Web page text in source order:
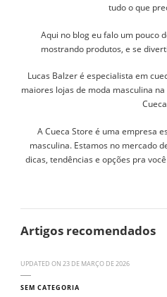
tudo o que
Aqui no blog eu falo um pouco
mostrando produtos, e se
Lucas Balzer é especialista em
maiores lojas de moda masculina
A Cueca Store é uma empresa
masculina. Estamos no mercado
dicas, tendências e opções pra
Artigos recomendados
UPDATED ON 23 DE MARÇO DE 2026
SEM CATEGORIA